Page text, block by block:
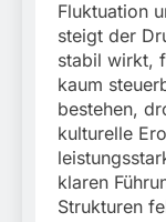
Fluktuation
steigt der
stabil wirkt,
kaum
bestehen,
kulturelle
klaren
Strukturen